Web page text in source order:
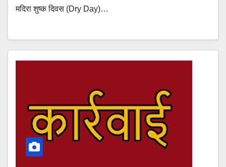
मदिरा शुष्क दिवस (Dry Day)…